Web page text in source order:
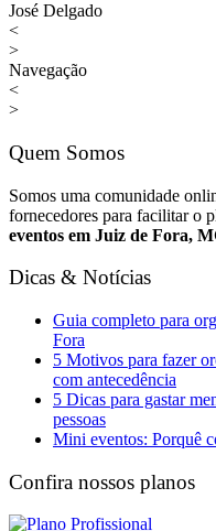
José Delgado
<
>
Navegação
<
>
Quem Somos
Somos uma comunidade
fornecedores para facilitar o
eventos em Juiz de Fora,
Dicas & Notícias
Guia completo para
Fora
5 Motivos para fazer
com antecedência
5 Dicas para gastar
pessoas
Mini eventos: Porquê
Confira nossos planos